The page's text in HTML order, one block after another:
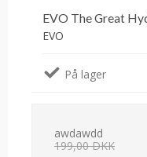
EVO The Great
EVO
På lager
awdawdd
199,00 DKK